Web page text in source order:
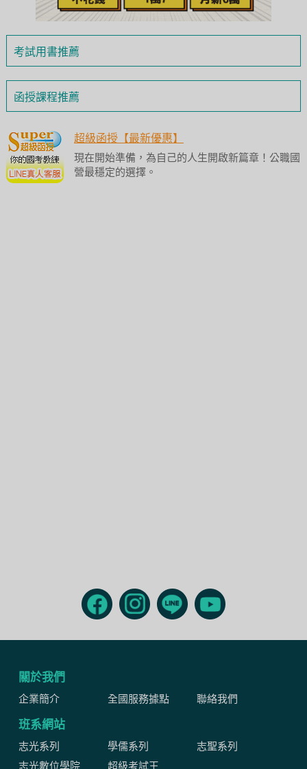
考試用書推薦
函授課程推薦
超級函授【最新優惠】
現在開始準備，為自己的人生開啟新篇章！公職國
營最穩定的選擇。
關於我們
企業簡介 全國服務據點 聯絡我們
班系網站
志光系列 學儒系列
志聖系列
志光數位學院
超級考試王